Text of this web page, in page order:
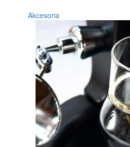
Akcesoria